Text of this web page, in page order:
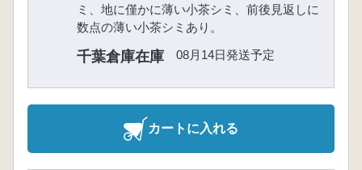
ミ、地に僅かに薄い小茶シミ、前後見返しに
数点の薄い小茶シミあり。
千葉倉庫在庫 08月14日発送予定
カートに入れる